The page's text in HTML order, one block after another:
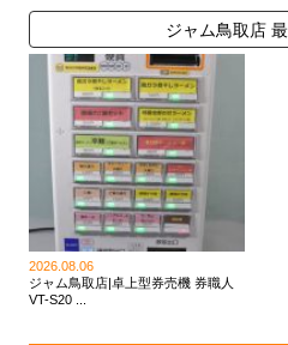
ジャム鳥取店
2026.08.06
ジャム鳥取店|卓上型券売機 券職人
VT-S20 ...